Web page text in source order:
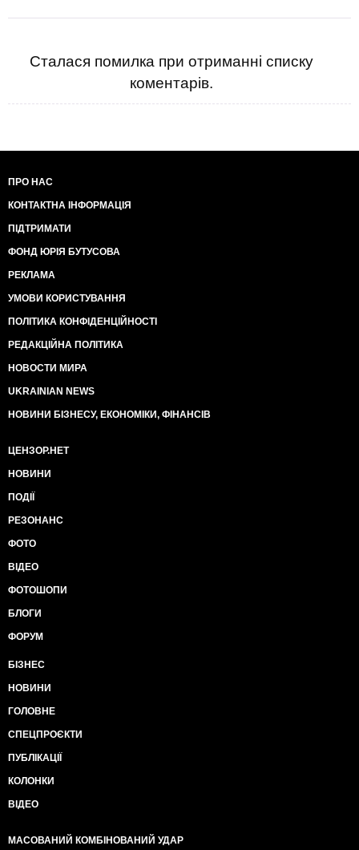
Сталася помилка при отриманні списку
коментарів.
ПРО НАС
КОНТАКТНА ІНФОРМАЦІЯ
ПІДТРИМАТИ
ФОНД ЮРІЯ БУТУСОВА
РЕКЛАМА
УМОВИ КОРИСТУВАННЯ
ПОЛІТИКА КОНФІДЕНЦІЙНОСТІ
РЕДАКЦІЙНА ПОЛІТИКА
НОВОСТИ МИРА
UKRAINIAN NEWS
НОВИНИ БІЗНЕСУ, ЕКОНОМІКИ, ФІНАНСІВ
ЦЕНЗОР.НЕТ
НОВИНИ
ПОДІЇ
РЕЗОНАНС
ФОТО
ВІДЕО
ФОТОШОПИ
БЛОГИ
ФОРУМ
БІЗНЕС
НОВИНИ
ГОЛОВНЕ
СПЕЦПРОЄКТИ
ПУБЛІКАЦІЇ
КОЛОНКИ
ВІДЕО
МАСОВАНИЙ КОМБІНОВАНИЙ УДАР